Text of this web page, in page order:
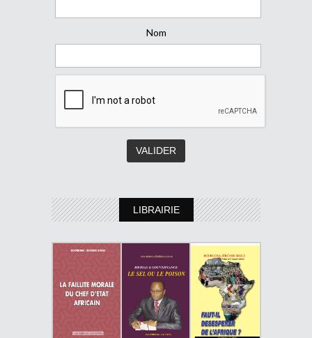
Nom
LIBRAIRIE